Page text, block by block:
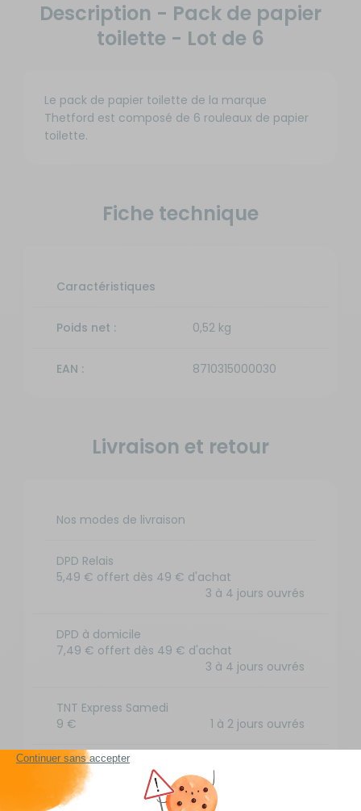
Description - Pack de papier
toilette - Lot de 6
Le pack de papier toilette de la marque
Thetford est composé de 6 rouleaux de papier
toilette.
Fiche technique
Caractéristiques
Poids net : 0,52 kg
EAN : 8710315000030
Livraison et retour
Nos modes de livraison
DPD Relais
5,49 € offert dès 49 € d'achat
3 à 4 jours ouvrés
DPD à domicile
7,49 € offert dès 49 € d'achat
3 à 4 jours ouvrés
TNT Express Samedi
9 €
1 à 2 jours ouvrés
Retour simple sous 14 jours :
Vous avez changé d'avis ?